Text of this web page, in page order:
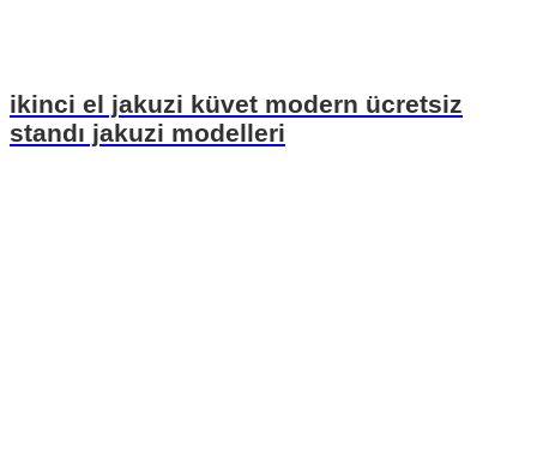
ikinci el jakuzi küvet modern ücretsiz
standı jakuzi modelleri